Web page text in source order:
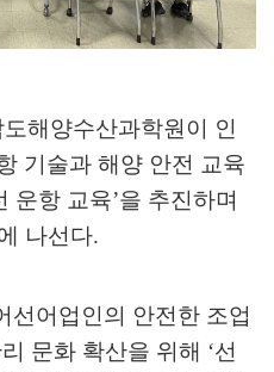
해양수산과학원이 인
기술과 해양 안전 교육
운항 교육’을 추진하며
나선다.
선어업인의 안전한 조업
문화 확산을 위해 ‘선